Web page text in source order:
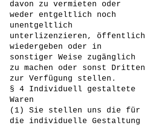
davon zu vermieten oder
weder entgeltlich noch
unentgeltlich
unterlizenzieren, öffentlich
wiedergeben oder in
sonstiger Weise zugänglich
zu machen oder sonst Dritten
zur Verfügung stellen.
§ 4 Individuell gestaltete
Waren
(1) Sie stellen uns die für
die individuelle Gestaltung